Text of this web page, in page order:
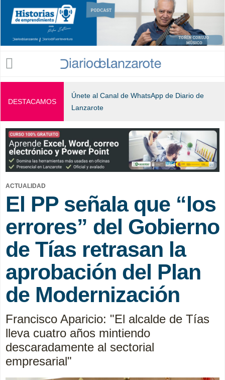
Jump to navigation
DESTACAMOS
Únete al Canal de WhatsApp de Diario de
Lanzarote
ACTUALIDAD
El PP señala que “los
errores” del Gobierno
de Tías retrasan la
aprobación del Plan
de Modernización
Francisco Aparicio: "El alcalde de Tías
lleva cuatro años mintiendo
descaradamente al sectorial
empresarial"